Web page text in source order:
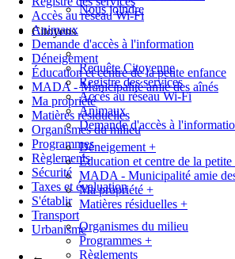
Accès au réseau Wi-Fi
Animaux
Demande d'accès à l'information
Déneigement
Éducation et centre de la petite enfance
MADA - Municipalité amie des aînés
Ma propriété
Matières résiduelles
Organismes du milieu
Programmes
Règlements
Sécurité
Taxes et évaluation
S'établir
Transport
Urbanisme
←
Nous joindre
Citoyens
Requête Citoyenne
Registre des services
Accès au réseau Wi-Fi
Animaux
Demande d'accès à
Déneigement +
Éducation et centre de la petite
MADA - Municipalité amie
Ma propriété +
Matières résiduelles +
Organismes du milieu
Programmes +
Règlements